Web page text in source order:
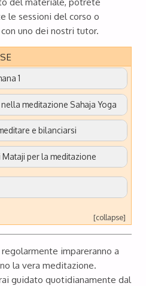
le sessioni del corso o
uno dei nostri tutor.
1
meditazione Sahaja Yoga
e bilanciarsi
Mataji per la meditazione
[collapse]
impareranno a
la vera meditazione.
guidato quotidianamente dal